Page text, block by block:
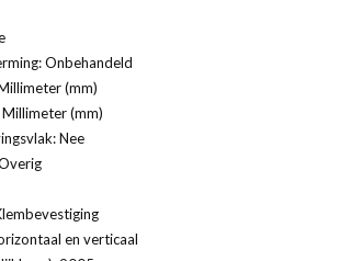
Onbehandeld
(mm)
(mm)
Nee
en verticaal